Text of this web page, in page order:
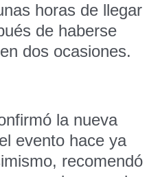
horas de llegar
de haberse
dos ocasiones.
la nueva
evento hace ya
recomendó